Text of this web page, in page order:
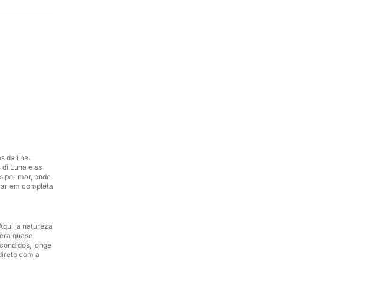
e
de
o cenário
que
de
da ilha.
Luna e as
por mar, onde
em completa
a natureza
quase
longe
com a